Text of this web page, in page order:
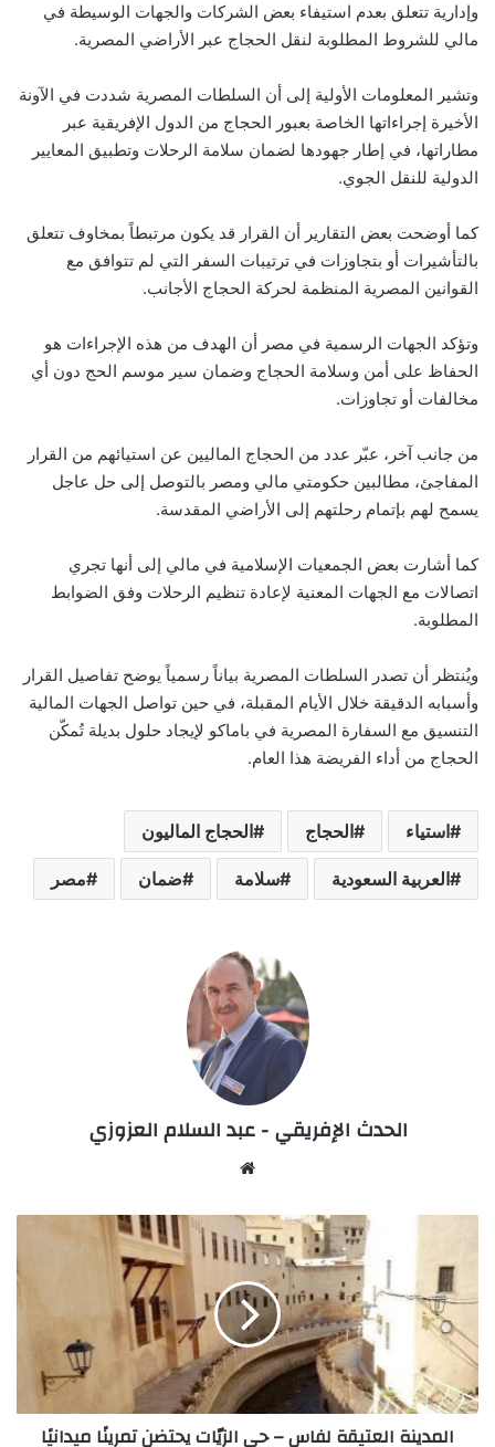
وإدارية تتعلق بعدم استيفاء بعض الشركات والجهات الوسيطة في
مالي للشروط المطلوبة لنقل الحجاج عبر الأراضي المصرية.
وتشير المعلومات الأولية إلى أن السلطات المصرية شددت في الآونة
الأخيرة إجراءاتها الخاصة بعبور الحجاج من الدول الإفريقية عبر
مطاراتها، في إطار جهودها لضمان سلامة الرحلات وتطبيق المعايير
الدولية للنقل الجوي.
كما أوضحت بعض التقارير أن القرار قد يكون مرتبطاً بمخاوف تتعلق
بالتأشيرات أو بتجاوزات في ترتيبات السفر التي لم تتوافق مع
القوانين المصرية المنظمة لحركة الحجاج الأجانب.
وتؤكد الجهات الرسمية في مصر أن الهدف من هذه الإجراءات هو
الحفاظ على أمن وسلامة الحجاج وضمان سير موسم الحج دون أي
مخالفات أو تجاوزات.
من جانب آخر، عبّر عدد من الحجاج الماليين عن استيائهم من القرار
المفاجئ، مطالبين حكومتي مالي ومصر بالتوصل إلى حل عاجل
يسمح لهم بإتمام رحلتهم إلى الأراضي المقدسة.
كما أشارت بعض الجمعيات الإسلامية في مالي إلى أنها تجري
اتصالات مع الجهات المعنية لإعادة تنظيم الرحلات وفق الضوابط
المطلوبة.
ويُنتظر أن تصدر السلطات المصرية بياناً رسمياً يوضح تفاصيل القرار
وأسبابه الدقيقة خلال الأيام المقبلة، في حين تواصل الجهات المالية
التنسيق مع السفارة المصرية في باماكو لإيجاد حلول بديلة تُمكّن
الحجاج من أداء الفريضة هذا العام.
استياء الحجاج الحجاج الماليون
العربية السعودية سلامة ضمان مصر
الحدث الإفريقي - عبد السلام العزوزي
لفاس
–
الزيّات
يحتضن
تمرينًا
ميدانيًا
واسعًاالمدينة العتيقة لفاس – حي الزيّات يحتضن تمرينًا ميدانيًا